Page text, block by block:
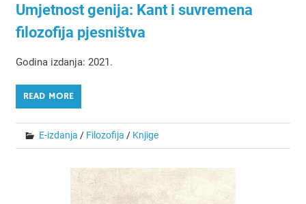
Umjetnost genija: Kant i suvremena
filozofija pjesništva
Godina izdanja: 2021.
READ MORE
E-izdanja / Filozofija / Knjige